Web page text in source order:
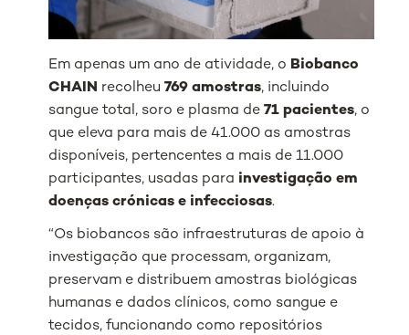
Em apenas um ano de atividade, o Biobanco
CHAIN recolheu769 amostras, incluindo
sangue total, soro e plasma de71 pacientes, o
que eleva para mais de 41.000 as amostras
disponíveis, pertencentes a mais de 11.000
participantes, usadas para investigação em
doenças crónicas e infecciosas.
“Os biobancos são infraestruturas de apoio à
investigação que processam, organizam,
preservam e distribuem amostras biológicas
humanas e dados clínicos, como sangue e
tecidos, funcionando como repositórios